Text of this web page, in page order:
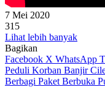
7 Mei 2020
315
Lihat lebih banyak
Bagikan
Facebook X WhatsApp
Peduli Korban Banjir
Berbagi Paket Berbuka